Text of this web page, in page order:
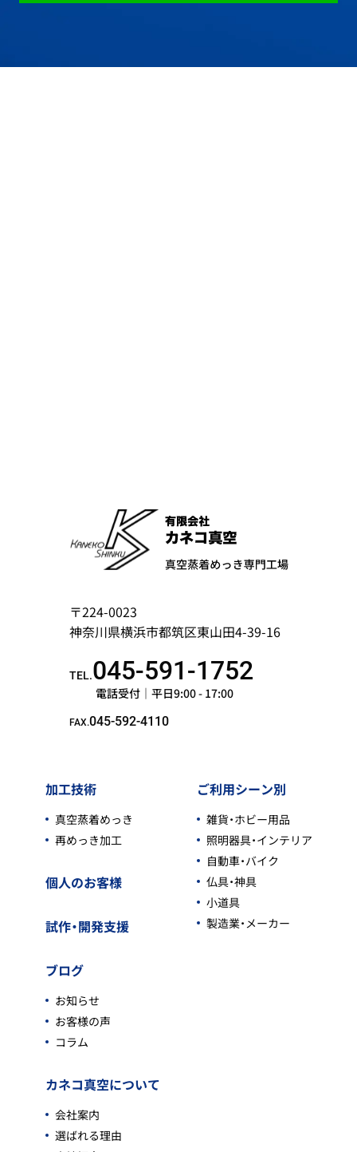
〒224-0023
神奈川県横浜市都筑区東山田4-39-16
TEL.045-591-1752
電話受付｜平日9:00 - 17:00
FAX.045-592-4110
加工技術
真空蒸着めっき
再めっき加工
個人のお客様
試作・開発支援
ブログ
お知らせ
お客様の声
コラム
カネコ真空について
会社案内
選ばれる理由
ご利用シーン別
雑貨・ホビー用品
照明器具・インテリア
自動車・バイク
仏具・神具
小道具
製造業・メーカー